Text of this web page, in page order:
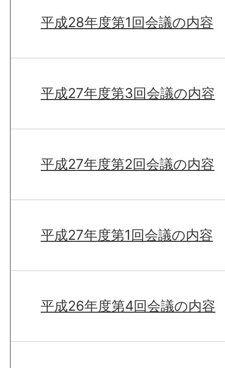
平成28年度第1回会議の内容
平成27年度第3回会議の内容
平成27年度第2回会議の内容
平成27年度第1回会議の内容
平成26年度第4回会議の内容